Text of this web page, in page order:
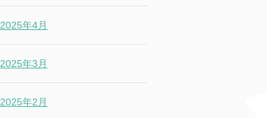
2025年4月
2025年3月
2025年2月